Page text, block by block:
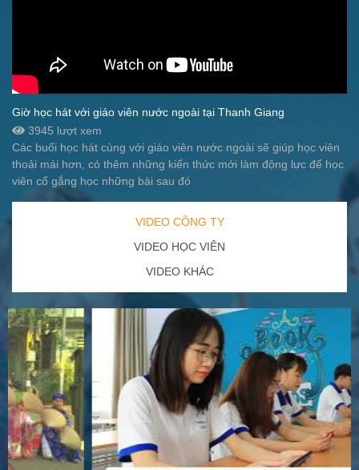
Giờ học hát với giáo viên nước ngoài tại Thanh Giang
3945 lượt xem
Các buổi học hát cùng với giáo viên nước ngoài sẽ giúp học viên
thoải mái hơn, có thêm những kiến thức mới làm động lực để học
viên cố gắng học những bài sau đó
VIDEO CÔNG TY
VIDEO HỌC VIÊN
VIDEO KHÁC